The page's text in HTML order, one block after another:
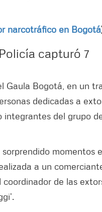
narcotráfico en Bogotá
capturó 7
Gaula Bogotá, en un
dedicadas a
integrantes del grupo
momentos
a un
de las